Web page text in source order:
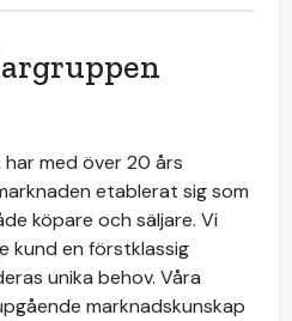
med över 20 års
etablerat sig som
köpare och säljare. Vi
kund en förstklassig
unika behov. Våra
marknadskunskap